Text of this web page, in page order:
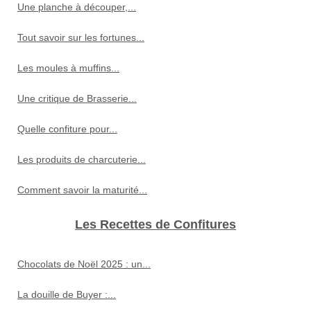
Une planche à découper,...
Tout savoir sur les fortunes...
Les moules à muffins...
Une critique de Brasserie...
Quelle confiture pour...
Les produits de charcuterie...
Comment savoir la maturité...
Les Recettes de Confitures
Chocolats de Noël 2025 : un...
La douille de Buyer :...